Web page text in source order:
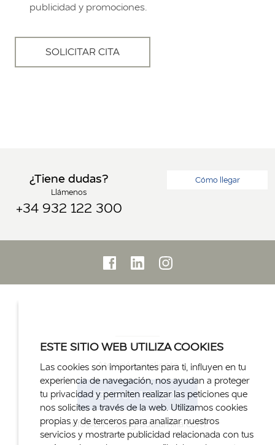
publicidad y promociones.
SOLICITAR CITA
¿Tiene dudas?
Llámenos
+34 932 122 300
Cómo llegar
Atención al cliente
+34 932 122 300
info@clinicasagradafamilia.com
ESTE SITIO WEB UTILIZA COOKIES
Las cookies son importantes para ti, influyen en tu
experiencia de navegación, nos ayudan a proteger
tu privacidad y permiten realizar las peticiones que
nos solicites a través de la web. Utilizamos cookies
propias y de terceros para analizar nuestros
servicios y mostrarte publicidad relacionada con tus